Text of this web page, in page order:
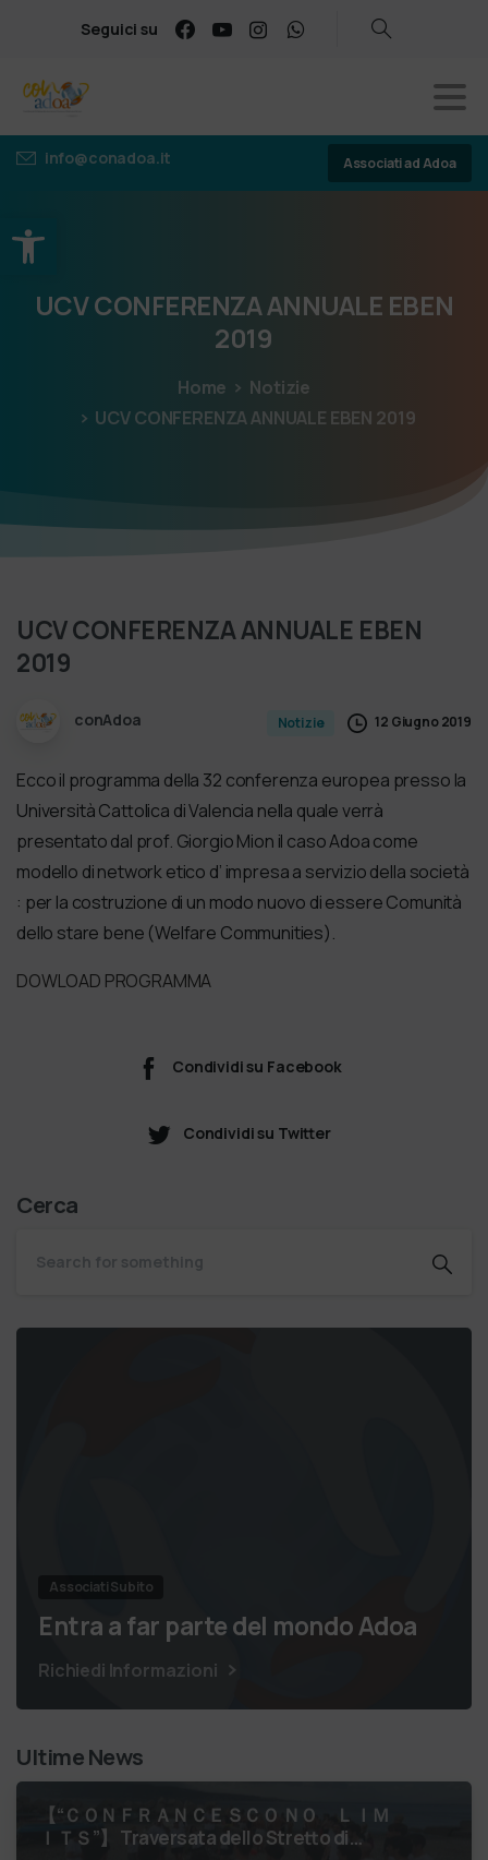
Apri la barra degli strumenti
Seguici su
info@conadoa.it Associati ad Adoa
UCVCONFERENZAANNUALE EBEN
2019
Home
Notizie
UCV CONFERENZA ANNUALE EBEN 2019
UCVCONFERENZAANNUALE EBEN
2019
conAdoa Notizie 12 Giugno 2019
Ecco il programma della 32 conferenza europea presso la
Università Cattolica di Valencia nella quale verrà
presentato dal prof. Giorgio Mion il caso Adoa come
modello di network etico d’ impresa a servizio della società
: per la costruzione di un modo nuovo di essere Comunità
dello stare bene (Welfare Communities).
DOWLOAD PROGRAMMA
Condividi su Facebook
Condividi su Twitter
Cerca
Associati Subito
Entra a far parte del mondo Adoa
Richiedi Informazioni
Ultime News
【 “ＣＯＮＦＲＡＮＣＥＳＣＯ ＮＯ ＬＩＭ
ＩＴＳ”】 Traversata dello Stretto di